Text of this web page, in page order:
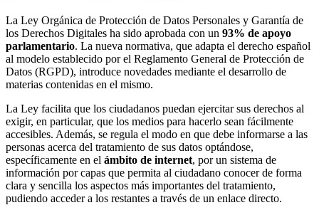
La Ley Orgánica de Protección de Datos Personales y Garantía de
los Derechos Digitales ha sido aprobada con un 93% de apoyo
parlamentario. La nueva normativa, que adapta el derecho español
al modelo establecido por el Reglamento General de Protección de
Datos (RGPD), introduce novedades mediante el desarrollo de
materias contenidas en el mismo.
La Ley facilita que los ciudadanos puedan ejercitar sus derechos al
exigir, en particular, que los medios para hacerlo sean fácilmente
accesibles. Además, se regula el modo en que debe informarse a las
personas acerca del tratamiento de sus datos optándose,
específicamente en el ámbito de internet, por un sistema de
información por capas que permita al ciudadano conocer de forma
clara y sencilla los aspectos más importantes del tratamiento,
pudiendo acceder a los restantes a través de un enlace directo.